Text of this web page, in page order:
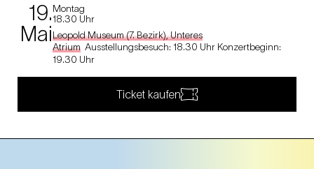
19.
Mai
Montag
18.30 Uhr
Leopold Museum (7. Bezirk), Unteres
Atrium Ausstellungsbesuch: 18.30 Uhr Konzertbeginn:
19.30 Uhr
Ticket kaufen